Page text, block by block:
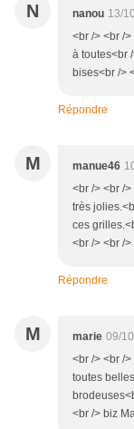
N nanou 13/
<br /> <br /
à toutes<br
bises<br />
Répondre
M manue46
<br /> <br /
très
ces
<br /> <br />
Répondre
M marie 09/
<br /> <br /
toutes
<br /> biz